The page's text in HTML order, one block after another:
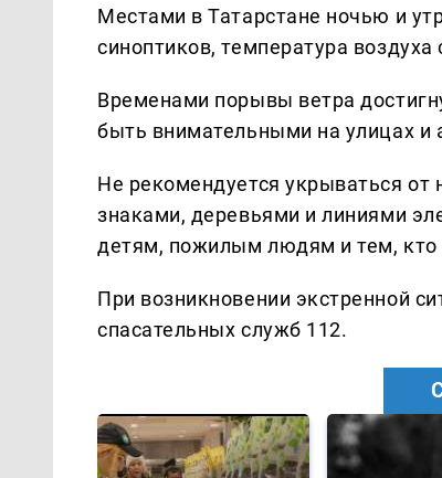
Местами в Татарстане ночью и
синоптиков, температура воздуха
Временами порывы ветра
быть внимательными на улицах и
Не рекомендуется укрываться
знаками, деревьями и линиями
детям, пожилым людям и тем, кто
При возникновении экстренной
спасательных служб 112.